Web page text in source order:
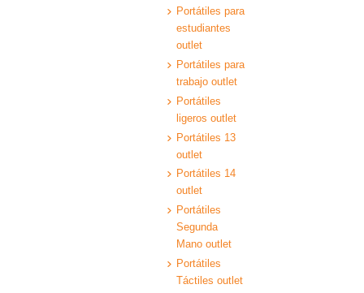
Portátiles para
estudiantes
outlet
Portátiles para
trabajo outlet
Portátiles
ligeros outlet
Portátiles 13
outlet
Portátiles 14
outlet
Portátiles
Segunda
Mano outlet
Portátiles
Táctiles outlet